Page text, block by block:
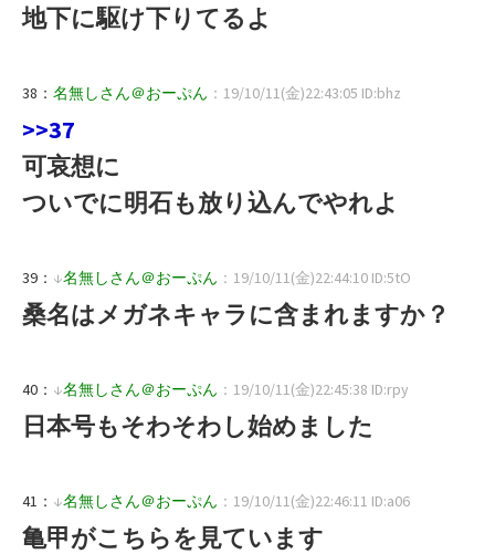
地下に駆け下りてるよ
38： 名無しさん＠おーぷん ：19/10/11(金)22:43:05 ID:bhz
>>37
可哀想に
ついでに明石も放り込んでやれよ
39： ↓名無しさん＠おーぷん ：19/10/11(金)22:44:10 ID:5tO
桑名はメガネキャラに含まれますか？
40： ↓名無しさん＠おーぷん ：19/10/11(金)22:45:38 ID:rpy
日本号もそわそわし始めました
41： ↓名無しさん＠おーぷん ：19/10/11(金)22:46:11 ID:a06
亀甲がこちらを見ています